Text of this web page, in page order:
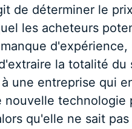
de déterminer le
les acheteurs
la totalité du
une entreprise qui
technologie
qu'elle ne sait